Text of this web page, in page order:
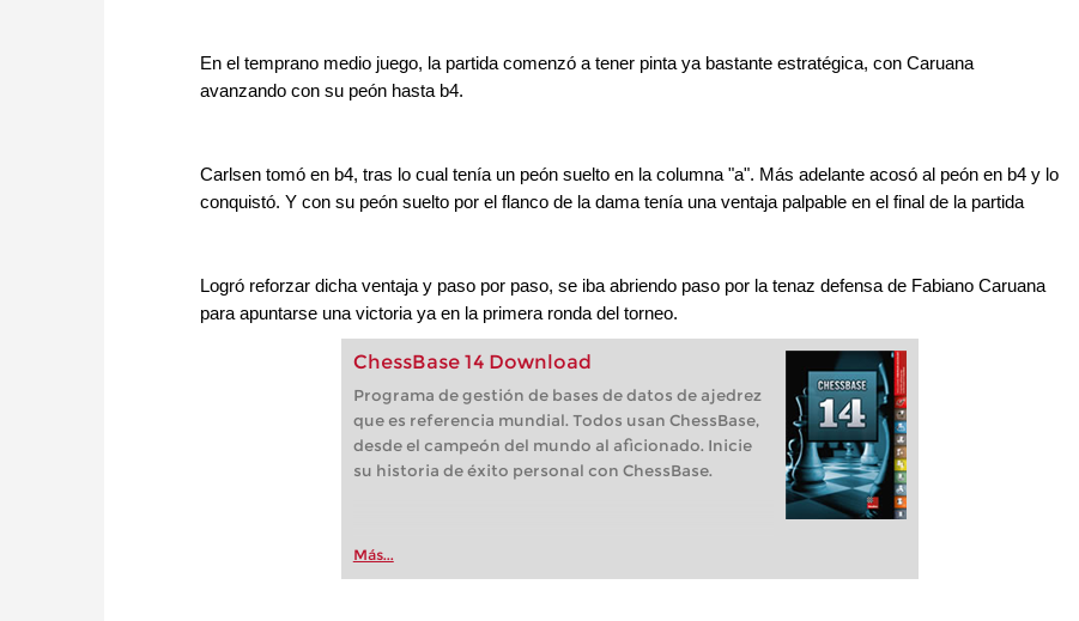
En el temprano medio juego, la partida comenzó a tener pinta ya bastante estratégica, con Caruana
avanzando con su peón hasta b4.
Carlsen tomó en b4, tras lo cual tenía un peón suelto en la columna "a". Más adelante acosó al peón en b4 y lo
conquistó. Y con su peón suelto por el flanco de la dama tenía una ventaja palpable en el final de la partida
Logró reforzar dicha ventaja y paso por paso, se iba abriendo paso por la tenaz defensa de Fabiano Caruana
para apuntarse una victoria ya en la primera ronda del torneo.
ChessBase 14 Download
Programa de gestión de bases de datos de ajedrez
que es referencia mundial. Todos usan ChessBase,
desde el campeón del mundo al aficionado. Inicie
su historia de éxito personal con ChessBase.
Más...